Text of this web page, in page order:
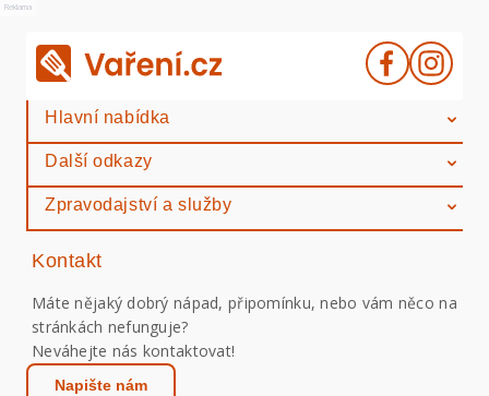
Reklama
Hlavní nabídka
Další odkazy
Zpravodajství a služby
Kontakt
Máte nějaký dobrý nápad, připomínku, nebo vám něco na
stránkách nefunguje?
Neváhejte nás kontaktovat!
Napište nám